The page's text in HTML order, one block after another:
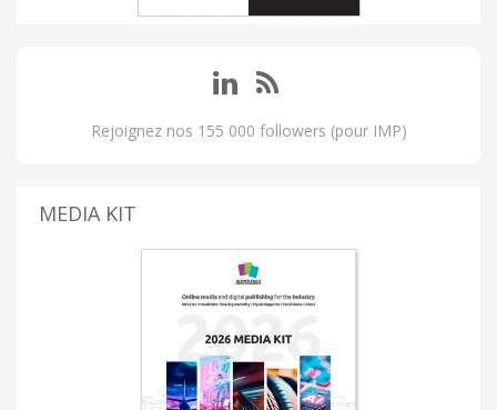
Rejoignez nos 155 000 followers (pour IMP)
MEDIA KIT